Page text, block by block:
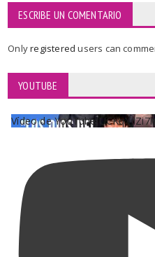
ESCRIBE UN COMENTARIO
Onlyregisteredusers can
YOUTUBE
Vídeo de YouTube